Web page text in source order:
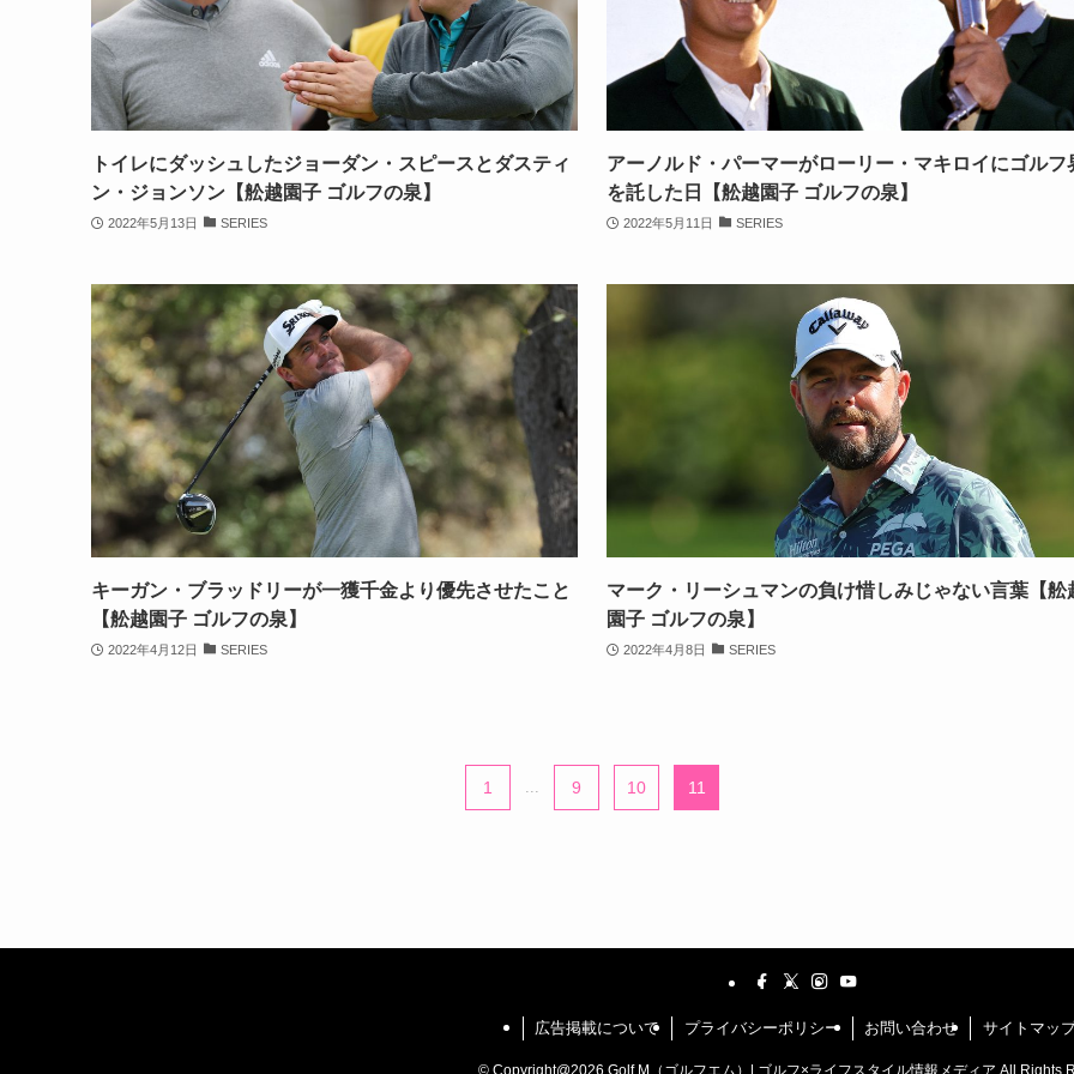
トイレにダッシュしたジョーダン・スピースとダスティ
ン・ジョンソン【舩越園子 ゴルフの泉】
2022年5月13日 SERIES
アーノルド・パーマーがローリー・マキロイにゴルフ
を託した日【舩越園子 ゴルフの泉】
2022年5月11日 SERIES
キーガン・ブラッドリーが一獲千金より優先させたこと
【舩越園子 ゴルフの泉】
2022年4月12日 SERIES
マーク・リーシュマンの負け惜しみじゃない言葉【舩
園子 ゴルフの泉】
2022年4月8日 SERIES
1 9 10 11
広告掲載について プライバシーポリシー お問い合わせ サイトマッ
© Copyright@2026 Golf M（ゴルフエム）| ゴルフ×ライフスタイル情報メディア All Rights